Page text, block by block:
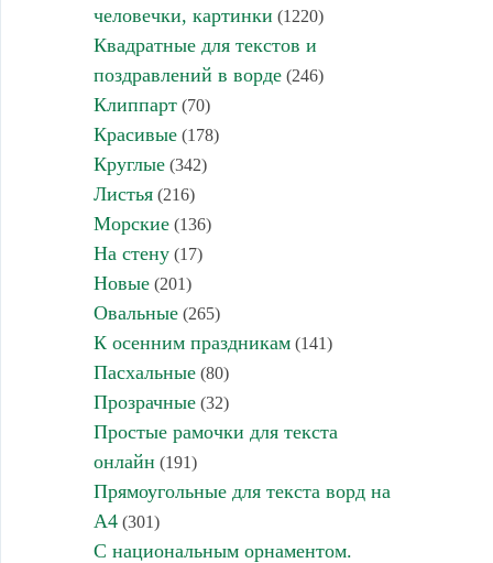
человечки, картинки (1220)
Квадратные для текстов и
поздравлений в ворде(246)
Клиппарт(70)
Красивые(178)
Круглые(342)
Листья(216)
Морские(136)
На стену(17)
Новые(201)
Овальные(265)
К осенним праздникам(141)
Пасхальные(80)
Прозрачные(32)
Простые рамочки для текста
онлайн (191)
Прямоугольные для текста ворд на
А4(301)
С национальным орнаментом.